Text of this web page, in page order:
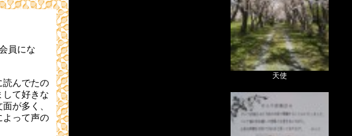
員にな
読んでたの
して好きな
が多く、
よって声の
天使